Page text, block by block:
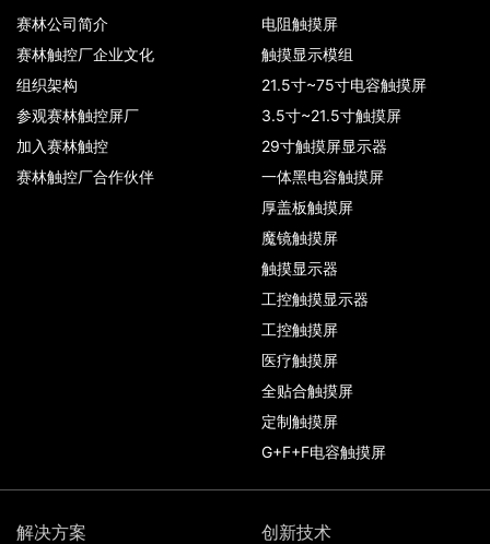
赛林公司简介
赛林触控厂企业文化
组织架构
参观赛林触控屏厂
加入赛林触控
赛林触控厂合作伙伴
电阻触摸屏
触摸显示模组
21.5寸~75寸电容触摸屏
3.5寸~21.5寸触摸屏
29寸触摸屏显示器
一体黑电容触摸屏
厚盖板触摸屏
魔镜触摸屏
触摸显示器
工控触摸显示器
工控触摸屏
医疗触摸屏
全贴合触摸屏
定制触摸屏
G+F+F电容触摸屏
解决方案 创新技术